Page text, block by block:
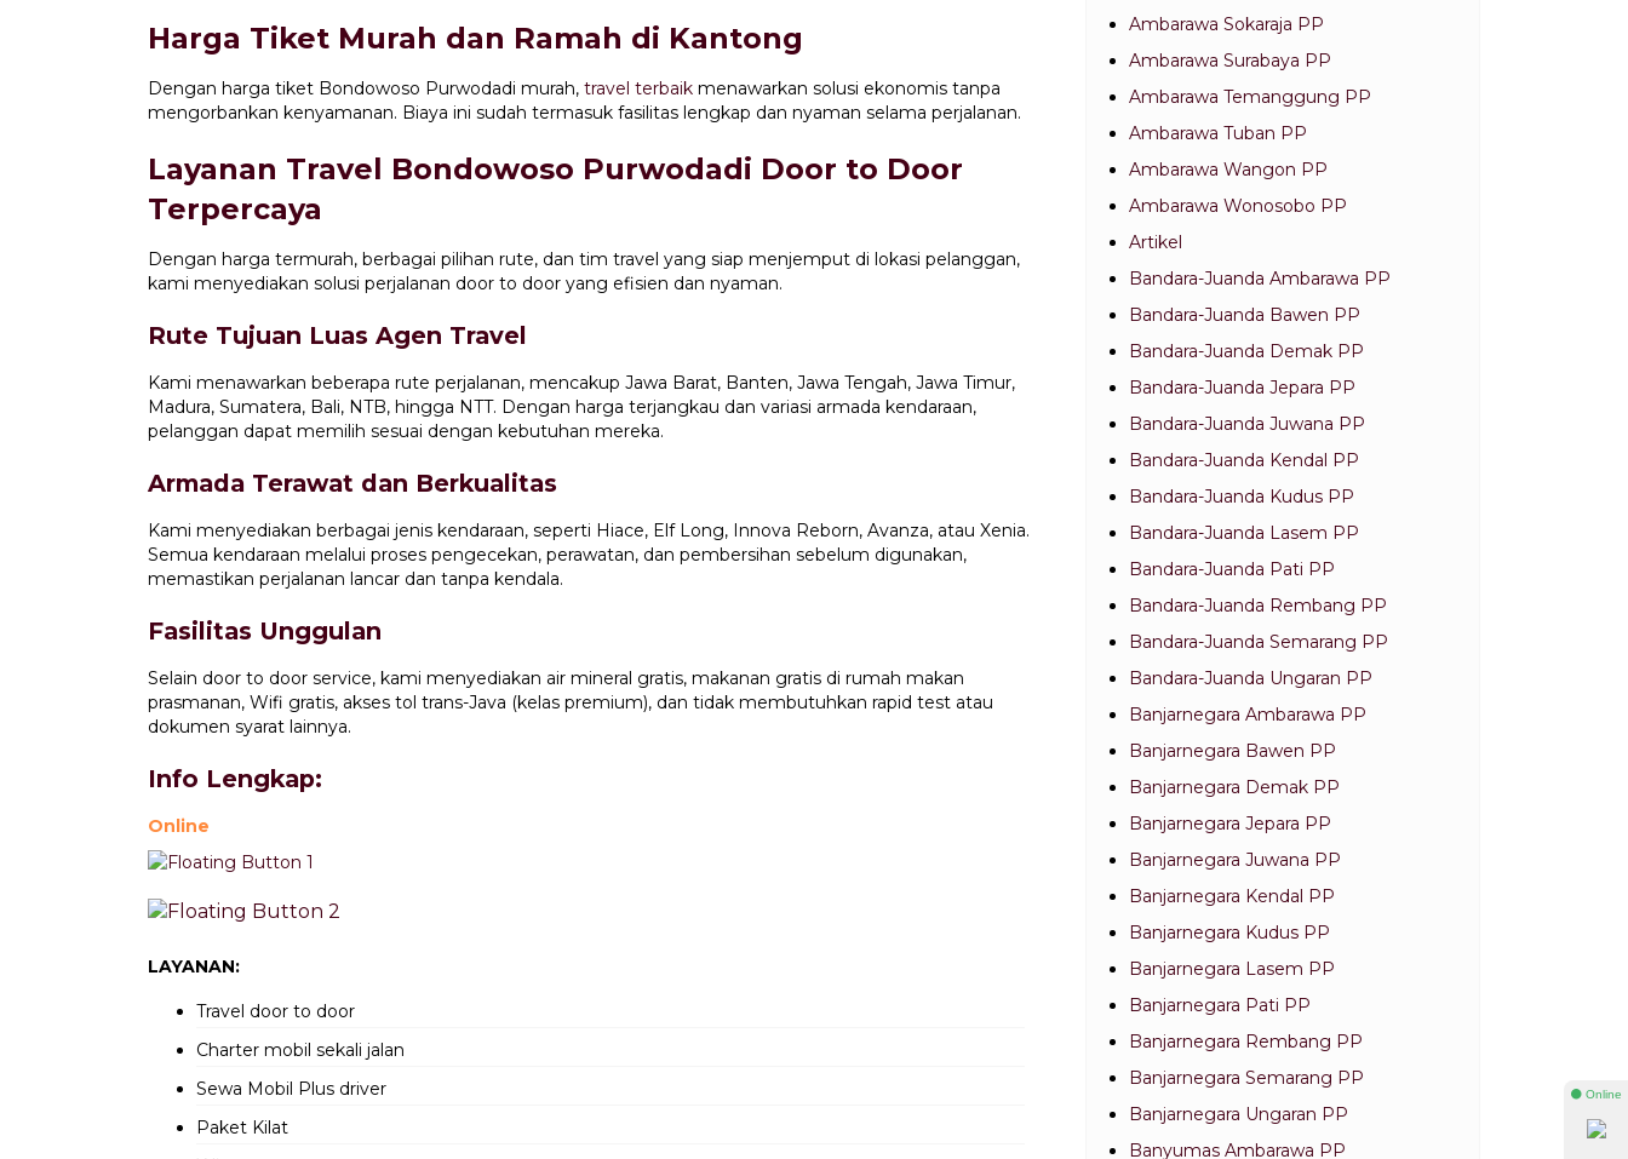
Harga Tiket Murah dan Ramah di Kantong
Dengan harga tiket Bondowoso Purwodadi murah, travel terbaik menawarkan solusi ekonomis tanpa
mengorbankan kenyamanan. Biaya ini sudah termasuk fasilitas lengkap dan nyaman selama perjalanan.
Layanan Travel Bondowoso Purwodadi Door to Door
Terpercaya
Dengan harga termurah, berbagai pilihan rute, dan tim travel yang siap menjemput di lokasi pelanggan,
kami menyediakan solusi perjalanan door to door yang efisien dan nyaman.
Rute Tujuan Luas Agen Travel
Kami menawarkan beberapa rute perjalanan, mencakup Jawa Barat, Banten, Jawa Tengah, Jawa Timur,
Madura, Sumatera, Bali, NTB, hingga NTT. Dengan harga terjangkau dan variasi armada kendaraan,
pelanggan dapat memilih sesuai dengan kebutuhan mereka.
Armada Terawat dan Berkualitas
Kami menyediakan berbagai jenis kendaraan, seperti Hiace, Elf Long, Innova Reborn, Avanza, atau Xenia.
Semua kendaraan melalui proses pengecekan, perawatan, dan pembersihan sebelum digunakan,
memastikan perjalanan lancar dan tanpa kendala.
Fasilitas Unggulan
Selain door to door service, kami menyediakan air mineral gratis, makanan gratis di rumah makan
prasmanan, Wifi gratis, akses tol trans-Java (kelas premium), dan tidak membutuhkan rapid test atau
dokumen syarat lainnya.
Info Lengkap:
Online
LAYANAN:
Travel door to door
Charter mobil sekali jalan
Sewa Mobil Plus driver
Paket Kilat
Ambarawa Sokaraja PP
Ambarawa Surabaya PP
Ambarawa Temanggung PP
Ambarawa Tuban PP
Ambarawa Wangon PP
Ambarawa Wonosobo PP
Artikel
Bandara-Juanda Ambarawa PP
Bandara-Juanda Bawen PP
Bandara-Juanda Demak PP
Bandara-Juanda Jepara PP
Bandara-Juanda Juwana PP
Bandara-Juanda Kendal PP
Bandara-Juanda Kudus PP
Bandara-Juanda Lasem PP
Bandara-Juanda Pati PP
Bandara-Juanda Rembang PP
Bandara-Juanda Semarang PP
Bandara-Juanda Ungaran PP
Banjarnegara Ambarawa PP
Banjarnegara Bawen PP
Banjarnegara Demak PP
Banjarnegara Jepara PP
Banjarnegara Juwana PP
Banjarnegara Kendal PP
Banjarnegara Kudus PP
Banjarnegara Lasem PP
Banjarnegara Pati PP
Banjarnegara Rembang PP
Banjarnegara Semarang PP
Banjarnegara Ungaran PP
Banyumas Ambarawa PP
⚫ Online